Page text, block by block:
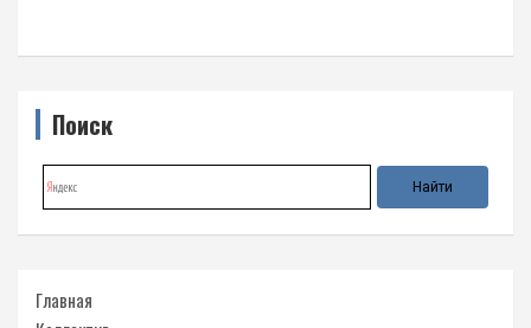
Поиск
Главная